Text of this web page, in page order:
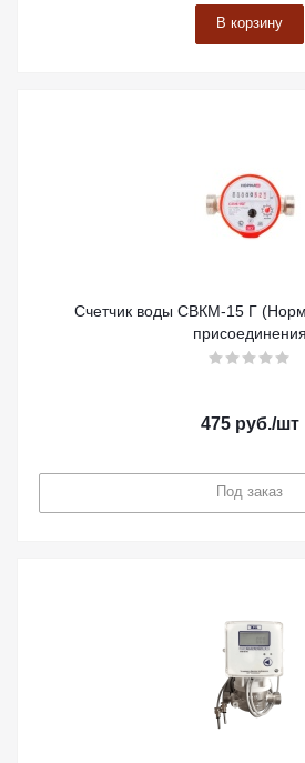
В корзину
Счетчик воды СВКМ-15 Г
присоединения
475руб./шт
Под заказ